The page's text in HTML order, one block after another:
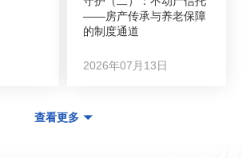
——房产传承与养老保障
的制度通道
2026年07月13日
查看更多